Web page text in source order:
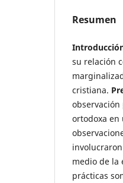
Resumen
su relación
cristiana.
ortodoxa en
medio de la
prácticas